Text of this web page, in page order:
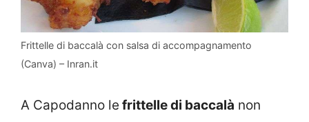
Frittelle di baccalà con salsa di accompagnamento
(Canva) – Inran.it
A Capodanno le frittelle di baccalà non